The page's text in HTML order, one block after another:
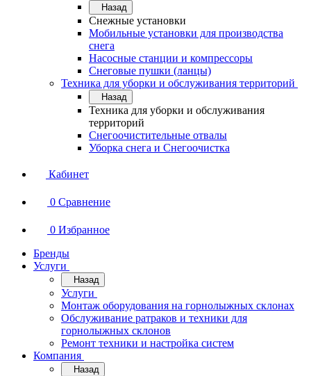
Назад
Снежные установки
Мобильные установки для производства
снега
Насосные станции и компрессоры
Снеговые пушки (ланцы)
Техника для уборки и обслуживания территорий
Назад
Техника для уборки и обслуживания
территорий
Снегоочистительные отвалы
Уборка снега и Снегоочистка
Кабинет
0 Сравнение
0 Избранное
Бренды
Услуги
Назад
Услуги
Монтаж оборудования на горнолыжных склонах
Обслуживание ратраков и техники для
горнолыжных склонов
Ремонт техники и настройка систем
Компания
Назад